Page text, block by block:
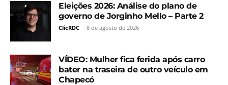
Eleições 2026: Análise do plano de
governo de Jorginho Mello – Parte 2
ClicRDC - 8 de agosto de 2026
VÍDEO: Mulher fica ferida após carro
bater na traseira de outro veículo em
Chapecó